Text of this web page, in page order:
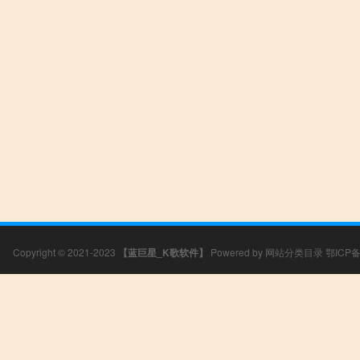
Copyright © 2021-2023 【蓝巨星_K歌软件】 Powered by 网站分类目录 鄂ICP